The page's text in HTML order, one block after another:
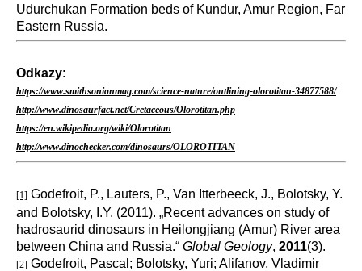
Udurchukan Formation beds of Kundur, Amur Region, Far
Eastern Russia.
Odkazy:
https://www.smithsonianmag.com/science-nature/outlining-olorotitan-34877588/
http://www.dinosaurfact.net/Cretaceous/Olorotitan.php
https://en.wikipedia.org/wiki/Olorotitan
http://www.dinochecker.com/dinosaurs/OLOROTITAN
[1] Godefroit, P., Lauters, P., Van Itterbeeck, J., Bolotsky, Y.
and Bolotsky, I.Y. (2011). „Recent advances on study of
hadrosaurid dinosaurs in Heilongjiang (Amur) River area
between China and Russia.“ Global Geology, 2011(3).
[2] Godefroit, Pascal; Bolotsky, Yuri; Alifanov, Vladimir